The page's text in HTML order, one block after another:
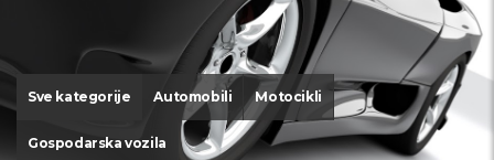
Sve kategorije Automobili Motocikli
Gospodarska vozila